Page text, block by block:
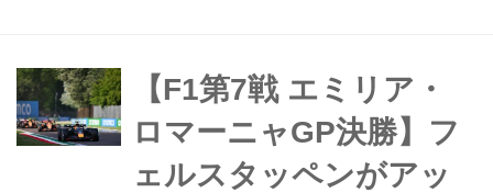
はマクラーレンのランド・ノリス、3
位にもマクラーレンのオスカー・ピア
ストリが入った。9番グ...
【F1第7戦 エミリア・
ロマーニャGP決勝】フ
ェルスタッペンがアッ